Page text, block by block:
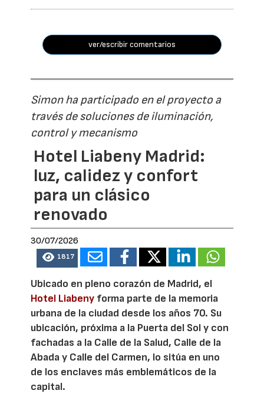
ver/escribir comentarios
Simon ha participado en el proyecto a
través de soluciones de iluminación,
control y mecanismo
Hotel Liabeny Madrid:
luz, calidez y confort
para un clásico
renovado
30/07/2026
1817
Ubicado en pleno corazón de Madrid, el
Hotel Liabeny forma parte de la memoria
urbana de la ciudad desde los años 70. Su
ubicación, próxima a la Puerta del Sol y con
fachadas a la Calle de la Salud, Calle de la
Abada y Calle del Carmen, lo sitúa en uno
de los enclaves más emblemáticos de la
capital.